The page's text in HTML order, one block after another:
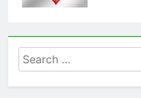
Search
for: